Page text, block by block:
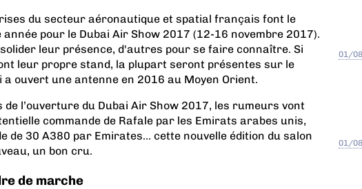
du secteur aéronautique et spatial français font le
pour le Dubai Air Show 2017 (12-16 novembre 2017).
leur présence, d'autres pour se faire connaître. Si
leur propre stand, la plupart seront présentes sur le
a ouvert une antenne en 2016 au Moyen Orient.
de l’ouverture du Dubai Air Show 2017, les rumeurs vont
commande de Rafale par les Emirats arabes unis,
de 30 A380 par Emirates… cette nouvelle édition du salon
un bon cru.
de marche
01/
01/